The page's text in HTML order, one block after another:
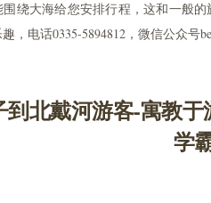
绕大海给您安排行程，这和一般
，电话0335-5894812，微信公众号
到北戴河游客-寓教
学